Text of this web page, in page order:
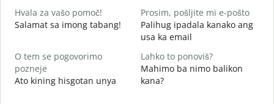
Hvala za vašo pomoč!
Salamat sa imong tabang!
Prosim, pošljite mi e-pošto
Palihug ipadala kanako ang
usa ka email
O tem se pogovorimo
pozneje
Ato kining hisgotan unya
Lahko to ponoviš?
Mahimo ba nimo balikon
kana?